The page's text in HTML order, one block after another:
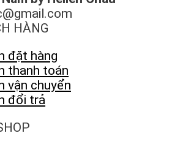
HÀNG
đặt hàng
thanh toán
vận chuyển
đổi trả